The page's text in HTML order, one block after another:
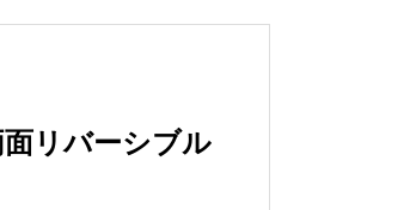
リバーシブル